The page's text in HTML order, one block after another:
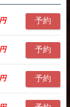
予約
予約
予約